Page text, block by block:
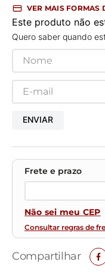
VER MAIS FORMAS
Este produto não
Quero saber quando
ENVIAR
Não sei meu CEP
Consultar regras de
Compartilhar